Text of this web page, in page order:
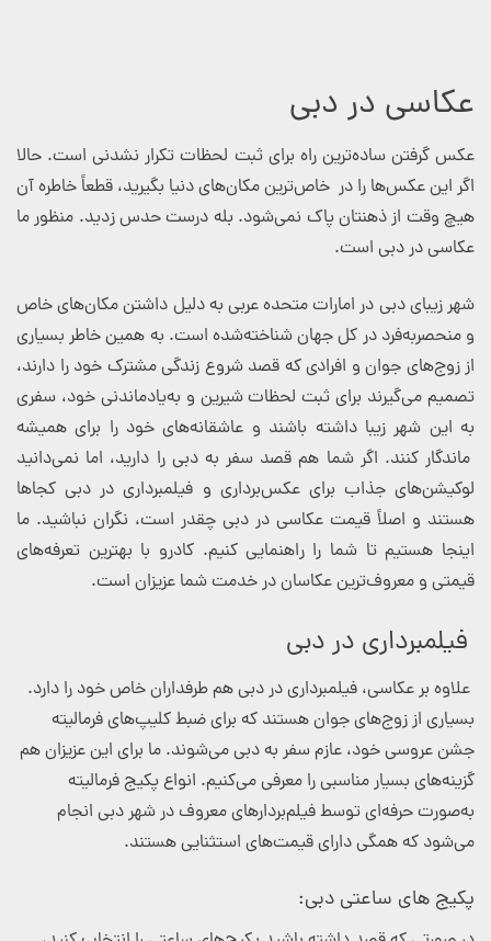
عکاسی در دبی
عکس گرفتن ساده‌ترین راه برای ثبت لحظات تکرار نشدنی است. حالا
اگر این عکس‌ها را در خاص‌ترین مکان‌های دنیا بگیرید، قطعاً خاطره آن
هیچ وقت از ذهنتان پاک نمی‌شود. بله درست حدس زدید. منظور ما
عکاسی در دبی است.
شهر زیبای دبی در امارات متحده عربی به دلیل داشتن مکان‌های خاص
و منحصربه‌فرد در کل جهان شناخته‌شده است. به همین خاطر بسیاری
از زوج‌های جوان و افرادی که قصد شروع زندگی مشترک خود را دارند،
تصمیم می‌گیرند برای ثبت لحظات شیرین و به‌یادماندنی خود، سفری
به این شهر زیبا داشته باشند و عاشقانه‌های خود را برای همیشه
ماندگار کنند. اگر شما هم قصد سفر به دبی را دارید، اما نمی‌دانید
لوکیشن‌های جذاب برای عکس‌برداری و فیلمبرداری در دبی کجاها
هستند و اصلاً قیمت عکاسی در دبی چقدر است، نگران نباشید. ما
اینجا هستیم تا شما را راهنمایی کنیم. کادرو با بهترین تعرفه‌های
قیمتی و معروف‌ترین عکاسان در خدمت شما عزیزان است.
فیلمبرداری در دبی
علاوه بر عکاسی، فیلمبرداری در دبی هم طرفداران خاص خود را دارد.
بسیاری از زوج‌های جوان هستند که برای ضبط کلیپ‌های فرمالیته
جشن عروسی خود، عازم سفر به دبی می‌شوند. ما برای این عزیزان هم
گزینه‌های بسیار مناسبی را معرفی می‌کنیم. انواع پکیج فرمالیته
به‌صورت حرفه‌ای توسط فیلم‌بردارهای معروف در شهر دبی انجام
می‌شود که همگی دارای قیمت‌های استثنایی هستند.
پکیج های ساعتی دبی: